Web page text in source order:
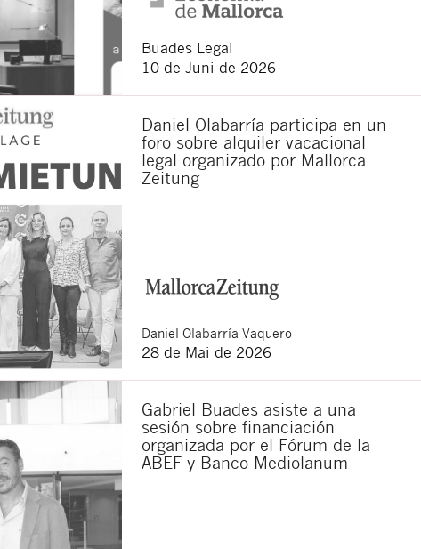
Buades Legal
10 de Juni de 2026
Daniel Olabarría participa en un
foro sobre alquiler vacacional
legal organizado por Mallorca
Zeitung
Daniel Olabarría Vaquero
28 de Mai de 2026
Gabriel Buades asiste a una
sesión sobre financiación
organizada por el Fórum de la
ABEF y Banco Mediolanum